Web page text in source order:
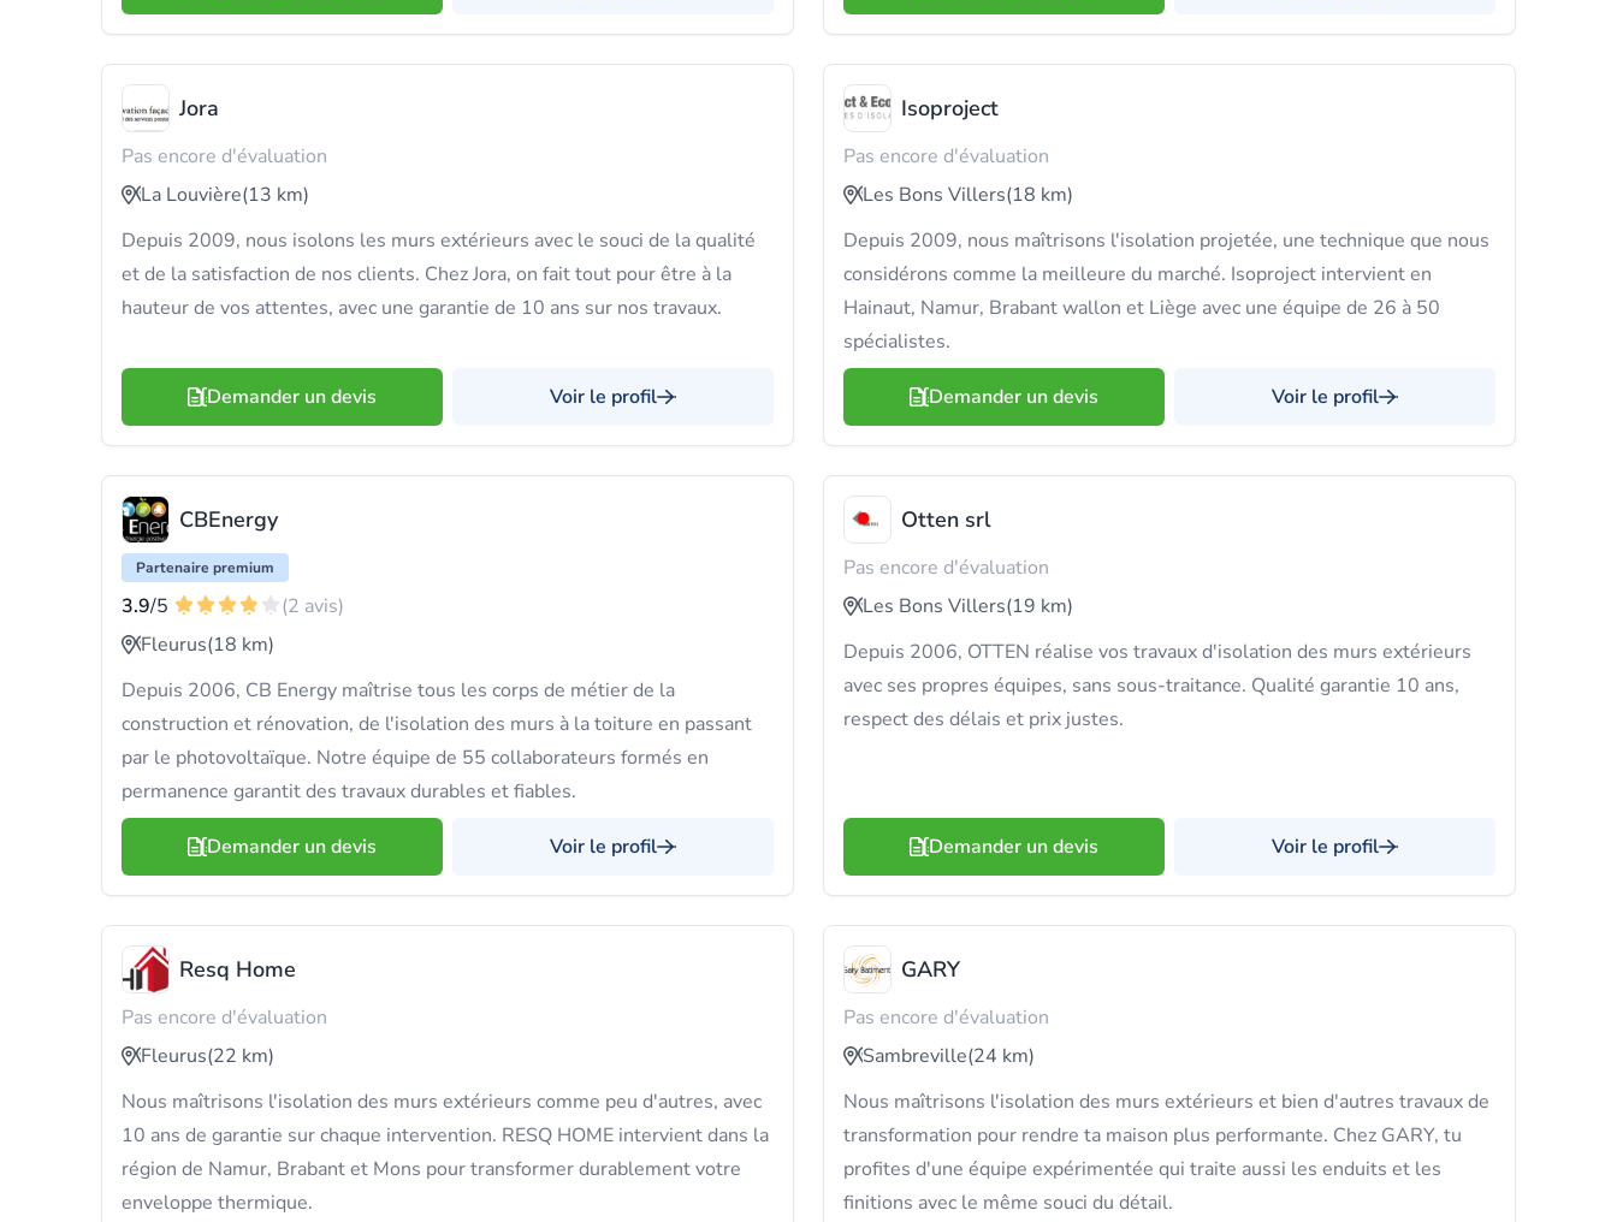
Jora
Pas encore d'évaluation
La Louvière(13 km)
Depuis 2009, nous isolons les murs extérieurs avec le souci de la qualité
et de la satisfaction de nos clients. Chez Jora, on fait tout pour être à la
hauteur de vos attentes, avec une garantie de 10 ans sur nos travaux.
Demander un devis Voir le profil
Isoproject
Pas encore d'évaluation
Les Bons Villers(18 km)
Depuis 2009, nous maîtrisons l'isolation projetée, une technique que nous
considérons comme la meilleure du marché. Isoproject intervient en
Hainaut, Namur, Brabant wallon et Liège avec une équipe de 26 à 50
spécialistes.
Demander un devis Voir le profil
CBEnergy
Partenaire premium
3.9/5
(2 avis)
Fleurus(18 km)
Depuis 2006, CB Energy maîtrise tous les corps de métier de la
construction et rénovation, de l'isolation des murs à la toiture en passant
par le photovoltaïque. Notre équipe de 55 collaborateurs formés en
permanence garantit des travaux durables et fiables.
Demander un devis Voir le profil
Otten srl
Pas encore d'évaluation
Les Bons Villers(19 km)
Depuis 2006, OTTEN réalise vos travaux d'isolation des murs extérieurs
avec ses propres équipes, sans sous-traitance. Qualité garantie 10 ans,
respect des délais et prix justes.
Demander un devis Voir le profil
Resq Home
Pas encore d'évaluation
Fleurus(22 km)
Nous maîtrisons l'isolation des murs extérieurs comme peu d'autres, avec
10 ans de garantie sur chaque intervention. RESQ HOME intervient dans la
région de Namur, Brabant et Mons pour transformer durablement votre
enveloppe thermique.
GARY
Pas encore d'évaluation
Sambreville(24 km)
Nous maîtrisons l'isolation des murs extérieurs et bien d'autres travaux de
transformation pour rendre ta maison plus performante. Chez GARY, tu
profites d'une équipe expérimentée qui traite aussi les enduits et les
finitions avec le même souci du détail.